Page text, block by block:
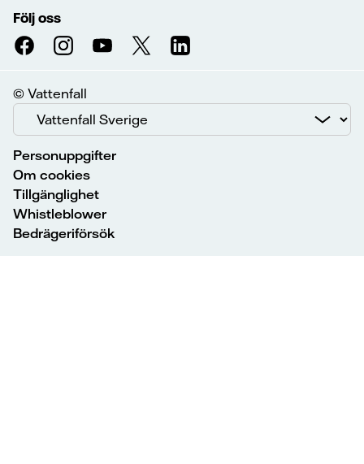
Följ oss
© Vattenfall
Personuppgifter
Om cookies
Tillgänglighet
Whistleblower
Bedrägeriförsök